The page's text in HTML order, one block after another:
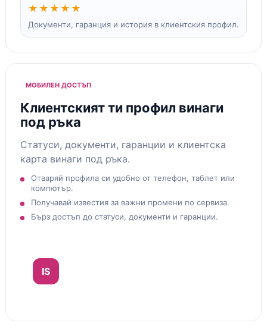
★★★★★
Документи, гаранция и история в клиентския профил.
МОБИЛЕН ДОСТЪП
Клиентският ти профил винаги
под ръка
Статуси, документи, гаранции и клиентска
карта винаги под ръка.
Отваряй профила си удобно от телефон, таблет или
компютър.
Получавай известия за важни промени по сервиза.
Бърз достъп до статуси, документи и гаранции.
IS